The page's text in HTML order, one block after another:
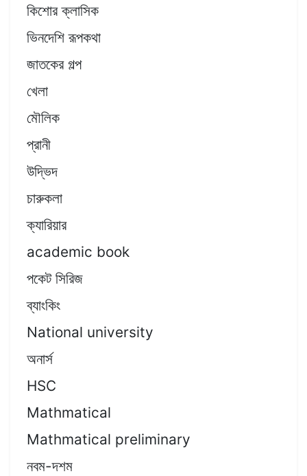
কিশোর ক্লাসিক
ভিনদেশি রূপকথা
জাতকের গল্প
খেলা
মৌলিক
প্রানী
উদ্ভিদ
চারুকলা
ক্যারিয়ার
academic book
পকেট সিরিজ
ব্যাংকিং
National university
অনার্স
HSC
Mathmatical
Mathmatical preliminary
নবম-দশম